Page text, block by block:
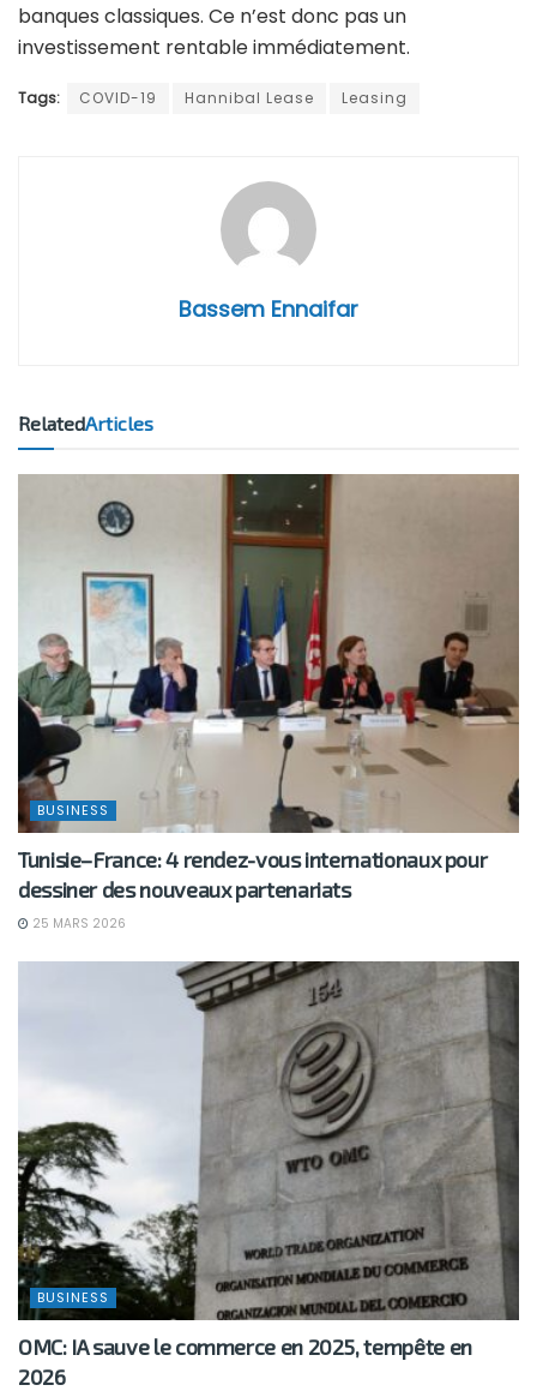
banques classiques. Ce n’est donc pas un
investissement rentable immédiatement.
Tags: COVID-19 Hannibal Lease Leasing
Bassem Ennaifar
RelatedArticles
BUSINESS
Tunisie–France: 4 rendez-vous internationaux pour
dessiner des nouveaux partenariats
25 MARS 2026
BUSINESS
OMC: IA sauve le commerce en 2025, tempête en
2026